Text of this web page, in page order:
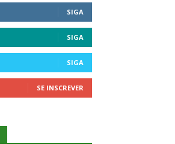
SIGA
SIGA
SIGA
SE INSCREVER